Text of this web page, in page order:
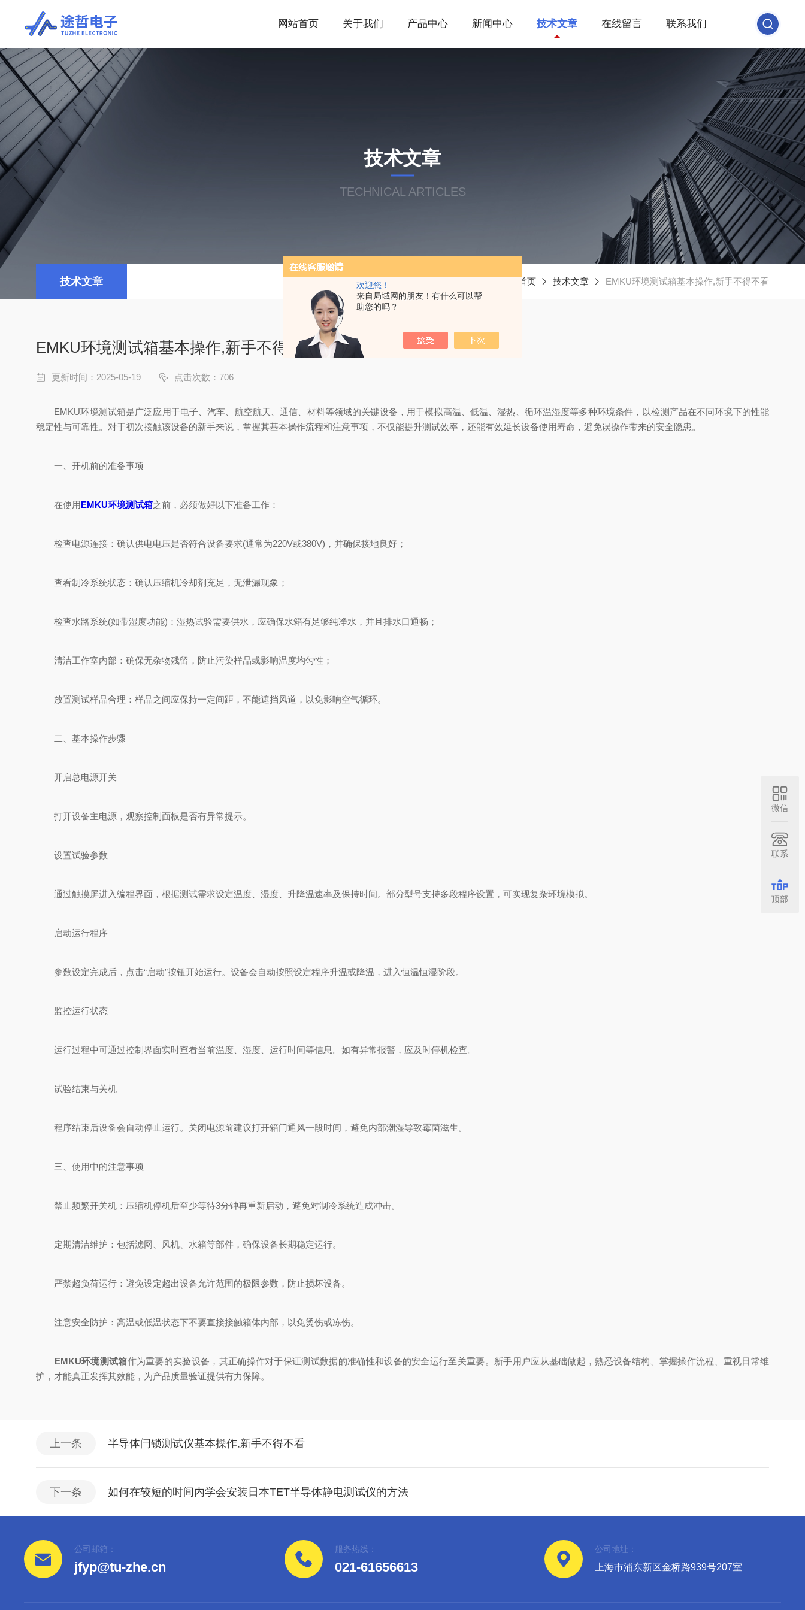
欢迎您！
来自局域网的朋友！有什么可以帮
助您的吗？
网站首页 关于我们 产品中心 新闻中心 技术文章 在线留言 联系我们
技术文章
TECHNICAL ARTICLES
技术文章 首页 技术文章 EMKU环境测试箱基本操作,新手不得不看
EMKU环境测试箱基本操作,新手不得不看
更新时间：2025-05-19 点击次数：706
EMKU环境测试箱是广泛应用于电子、汽车、航空航天、通信、材料等领域的关键设备，用于模拟高温、低温、湿热、循环温湿度等多种环境条件，以检测产品在不同环境下的性能
稳定性与可靠性。对于初次接触该设备的新手来说，掌握其基本操作流程和注意事项，不仅能提升测试效率，还能有效延长设备使用寿命，避免误操作带来的安全隐患。
一、开机前的准备事项
在使用EMKU环境测试箱之前，必须做好以下准备工作：
检查电源连接：确认供电电压是否符合设备要求(通常为220V或380V)，并确保接地良好；
查看制冷系统状态：确认压缩机冷却剂充足，无泄漏现象；
检查水路系统(如带湿度功能)：湿热试验需要供水，应确保水箱有足够纯净水，并且排水口通畅；
清洁工作室内部：确保无杂物残留，防止污染样品或影响温度均匀性；
放置测试样品合理：样品之间应保持一定间距，不能遮挡风道，以免影响空气循环。
二、基本操作步骤
开启总电源开关
打开设备主电源，观察控制面板是否有异常提示。
设置试验参数
通过触摸屏进入编程界面，根据测试需求设定温度、湿度、升降温速率及保持时间。部分型号支持多段程序设置，可实现复杂环境模拟。
启动运行程序
参数设定完成后，点击“启动”按钮开始运行。设备会自动按照设定程序升温或降温，进入恒温恒湿阶段。
监控运行状态
运行过程中可通过控制界面实时查看当前温度、湿度、运行时间等信息。如有异常报警，应及时停机检查。
试验结束与关机
程序结束后设备会自动停止运行。关闭电源前建议打开箱门通风一段时间，避免内部潮湿导致霉菌滋生。
三、使用中的注意事项
禁止频繁开关机：压缩机停机后至少等待3分钟再重新启动，避免对制冷系统造成冲击。
定期清洁维护：包括滤网、风机、水箱等部件，确保设备长期稳定运行。
严禁超负荷运行：避免设定超出设备允许范围的极限参数，防止损坏设备。
注意安全防护：高温或低温状态下不要直接接触箱体内部，以免烫伤或冻伤。
EMKU环境测试箱作为重要的实验设备，其正确操作对于保证测试数据的准确性和设备的安全运行至关重要。新手用户应从基础做起，熟悉设备结构、掌握操作流程、重视日常维
护，才能真正发挥其效能，为产品质量验证提供有力保障。
上一条 半导体闩锁测试仪基本操作,新手不得不看
下一条 如何在较短的时间内学会安装日本TET半导体静电测试仪的方法
公司邮箱：
jfyp@tu-zhe.cn
服务热线：
021-61656613
公司地址：
上海市浦东新区金桥路939号207室
微信
联系
顶部